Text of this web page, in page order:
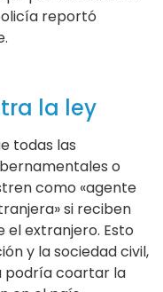
reportó
la ley
todas las
o
como «agente
si reciben
el extranjero. Esto
y la sociedad civil,
podría coartar la